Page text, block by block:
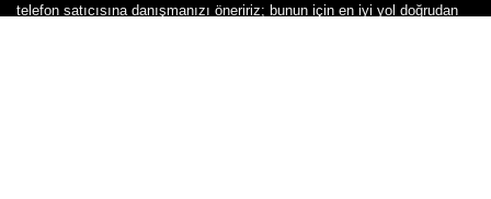
telefon satıcısına danışmanızı öneririz; bunun için en iyi yol doğrudan